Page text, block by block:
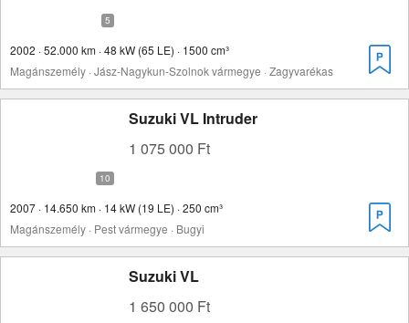
2002 · 52.000 km · 48 kW (65 LE) · 1500 cm³
Magánszemély · Jász-Nagykun-Szolnok vármegye · Zagyvarékas
Suzuki VL Intruder
1 075 000 Ft
2007 · 14.650 km · 14 kW (19 LE) · 250 cm³
Magánszemély · Pest vármegye · Bugyi
Suzuki VL
1 650 000 Ft